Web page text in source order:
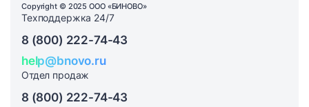
Copyright © 2025 ООО «БИНОВО»
Техподдержка 24/7
8 (800) 222-74-43
help@bnovo.ru
Отдел продаж
8 (800) 222-74-43